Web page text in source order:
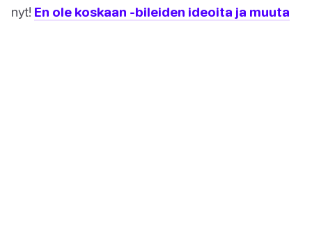
nyt! En ole koskaan -bileiden ideoita ja muuta